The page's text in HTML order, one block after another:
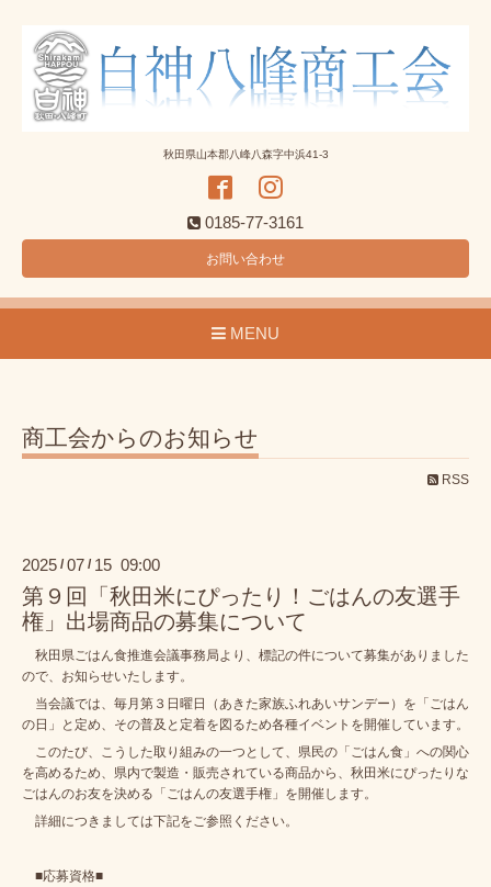
秋田県山本郡八峰八森字中浜41-3
0185-77-3161
お問い合わせ
MENU
商工会からのお知らせ
RSS
2025 / 07 / 15 09:00
第９回「秋田米にぴったり！ごはんの友選手
権」出場商品の募集について
秋田県ごはん食推進会議事務局より、標記の件について募集がありました
ので、お知らせいたします。
当会議では、毎月第３日曜日（あきた家族ふれあいサンデー）を「ごはん
の日」と定め、その普及と定着を図るため各種イベントを開催しています。
このたび、こうした取り組みの一つとして、県民の「ごはん食」への関心
を高めるため、県内で製造・販売されている商品から、秋田米にぴったりな
ごはんのお友を決める「ごはんの友選手権」を開催します。
詳細につきましては下記をご参照ください。
■応募資格■